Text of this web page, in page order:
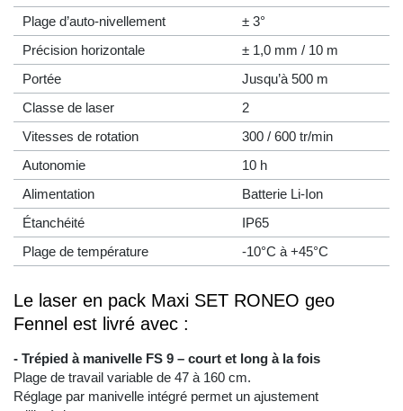
Plage d’auto-nivellement
± 3°
Précision horizontale
± 1,0 mm / 10 m
Portée
Jusqu’à 500 m
Classe de laser
2
Vitesses de rotation
300 / 600 tr/min
Autonomie
10 h
Alimentation
Batterie Li-Ion
Étanchéité
IP65
Plage de température
-10°C à +45°C
Le laser en pack Maxi SET RONEO geo
Fennel est livré avec :
- Trépied à manivelle FS 9 – court et long à la fois
Plage de travail variable de 47 à 160 cm.
Réglage par manivelle intégré permet un ajustement